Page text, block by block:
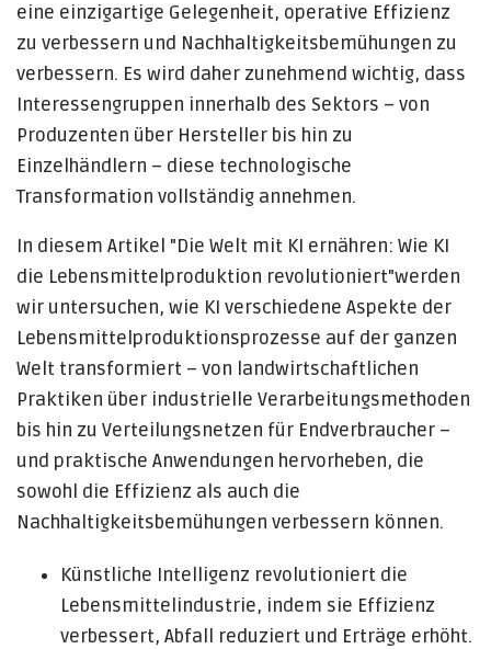
eine einzigartige Gelegenheit, operative Effizienz
zu verbessern und Nachhaltigkeitsbemühungen zu
verbessern. Es wird daher zunehmend wichtig, dass
Interessengruppen innerhalb des Sektors – von
Produzenten über Hersteller bis hin zu
Einzelhändlern – diese technologische
Transformation vollständig annehmen.
In diesem Artikel "Die Welt mit KI ernähren: Wie KI
die Lebensmittelproduktion revolutioniert"werden
wir untersuchen, wie KI verschiedene Aspekte der
Lebensmittelproduktionsprozesse auf der ganzen
Welt transformiert – von landwirtschaftlichen
Praktiken über industrielle Verarbeitungsmethoden
bis hin zu Verteilungsnetzen für Endverbraucher –
und praktische Anwendungen hervorheben, die
sowohl die Effizienz als auch die
Nachhaltigkeitsbemühungen verbessern können.
Künstliche Intelligenz revolutioniert die
Lebensmittelindustrie, indem sie Effizienz
verbessert, Abfall reduziert und Erträge erhöht.